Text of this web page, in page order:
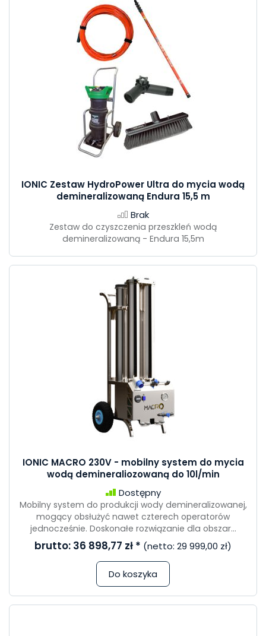
IONIC Zestaw HydroPower Ultra do mycia wodą
demineralizowaną Endura 15,5 m
Brak
Zestaw do czyszczenia przeszkleń wodą
demineralizowaną - Endura 15,5m
IONIC MACRO 230V - mobilny system do mycia
wodą demineraliozowaną do 10l/min
Dostępny
Mobilny system do produkcji wody demineralizowanej,
mogący obsłużyć nawet czterech operatorów
jednocześnie. Doskonałe rozwiązanie dla obszar...
brutto: 36 898,77 zł * (netto: 29 999,00 zł)
Do koszyka